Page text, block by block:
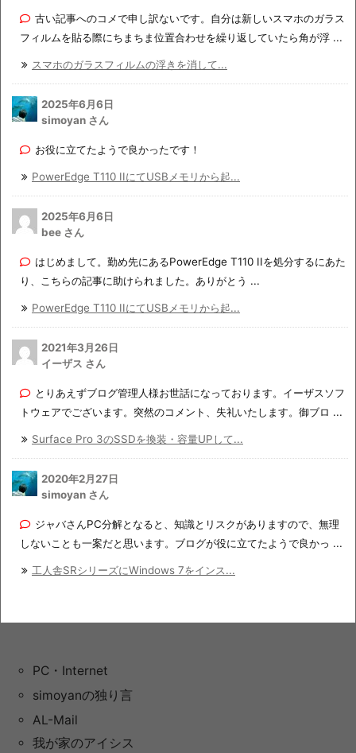
古い記事へのコメで申し訳ないです。自分は新しいスマホのガラス
フィルムを貼る際にちまちま位置合わせを繰り返していたら角が浮 ...
スマホのガラスフィルムの浮きを消して...
2025年6月6日
simoyan さん
お役に立てたようで良かったです！
PowerEdge T110 IIにてUSBメモリから起...
2025年6月6日
bee さん
はじめまして。勤め先にあるPowerEdge T110 IIを処分するにあた
り、こちらの記事に助けられました。ありがとう ...
PowerEdge T110 IIにてUSBメモリから起...
2021年3月26日
イーザス さん
とりあえずブログ管理人様お世話になっております。イーザスソフ
トウェアでございます。突然のコメント、失礼いたします。御ブロ ...
Surface Pro 3のSSDを換装・容量UPして...
2020年2月27日
simoyan さん
ジャバさんPC分解となると、知識とリスクがありますので、無理
しないことも一案だと思います。ブログが役に立てたようで良かっ ...
工人舎SRシリーズにWindows 7をインス...
PC・Internet
simoyanの独り言
AL-Mail
我が家のアイシス